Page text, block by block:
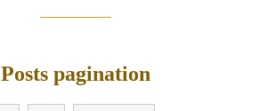
Posts pagination